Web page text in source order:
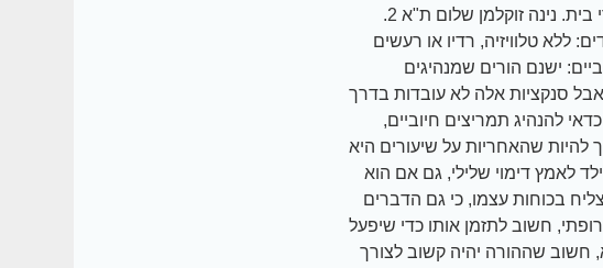
לעשיית שיעורי הבית מיד. הם יכולים לאכול ולנוח ורק אז לעשות שיעורי בית. נינה זוקלמן שלום ת"א 2.
ללא טלוויזיה, רדיו או רעשים
להסיח את דעתם. 3. תמריצים חיוביים: ישנם הורים שמנהיגים
סנקציות אלה לא עובדות בדרך
להנהיג תמריצים חיוביים,
שהאחריות על שיעורים היא
לאמץ דימוי שלילי, גם אם הוא
בכוחות עצמו, כי גם הדברים
ויש צורך בטיפול תרופתי, חשוב לתזמן אותו כדי שיפעל
חשוב שההורה יהיה קשוב לצורך